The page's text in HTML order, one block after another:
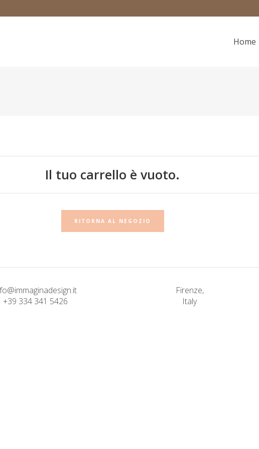
Home
Il tuo carrello è vuoto.
RITORNA AL NEGOZIO
+39 334 341 5426
Firenze,
Italy